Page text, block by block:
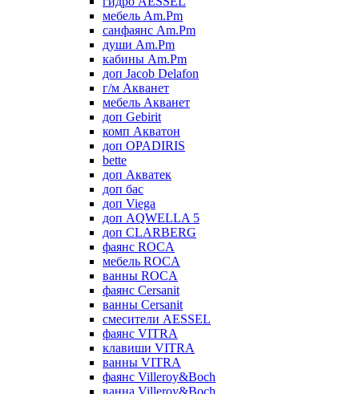
мебель Am.Pm
санфаянс Am.Pm
души Am.Pm
кабины Am.Pm
доп Jacob Delafon
г/м Акванет
мебель Акванет
доп Gebirit
комп Акватон
доп OPADIRIS
bette
доп Акватек
доп бас
доп Viega
доп AQWELLA 5
доп CLARBERG
фаянс ROCA
мебель ROCA
ванны ROCA
фаянс Cersanit
ванны Cersanit
смесители AESSEL
фаянс VITRA
клавиши VITRA
ванны VITRA
фаянс Villeroy&Boch
ванна Villeroy&Boch